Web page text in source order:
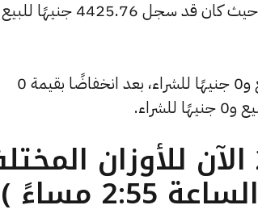
وانخفض سعر دولار الصاغة ليصل إلى 54.68 جنيهًا للبيع و0 جنيهًا للشراء، بعد انخفاضًا بقيمة 0
ما هو سعر الذهب عيار 21 الآن للأوزان